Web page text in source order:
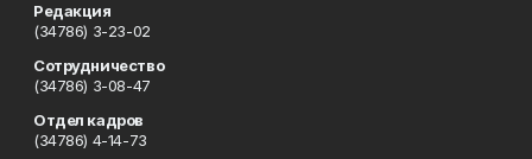
Редакция
(34786) 3-23-02
Сотрудничество
(34786) 3-08-47
Отдел кадров
(34786) 4-14-73